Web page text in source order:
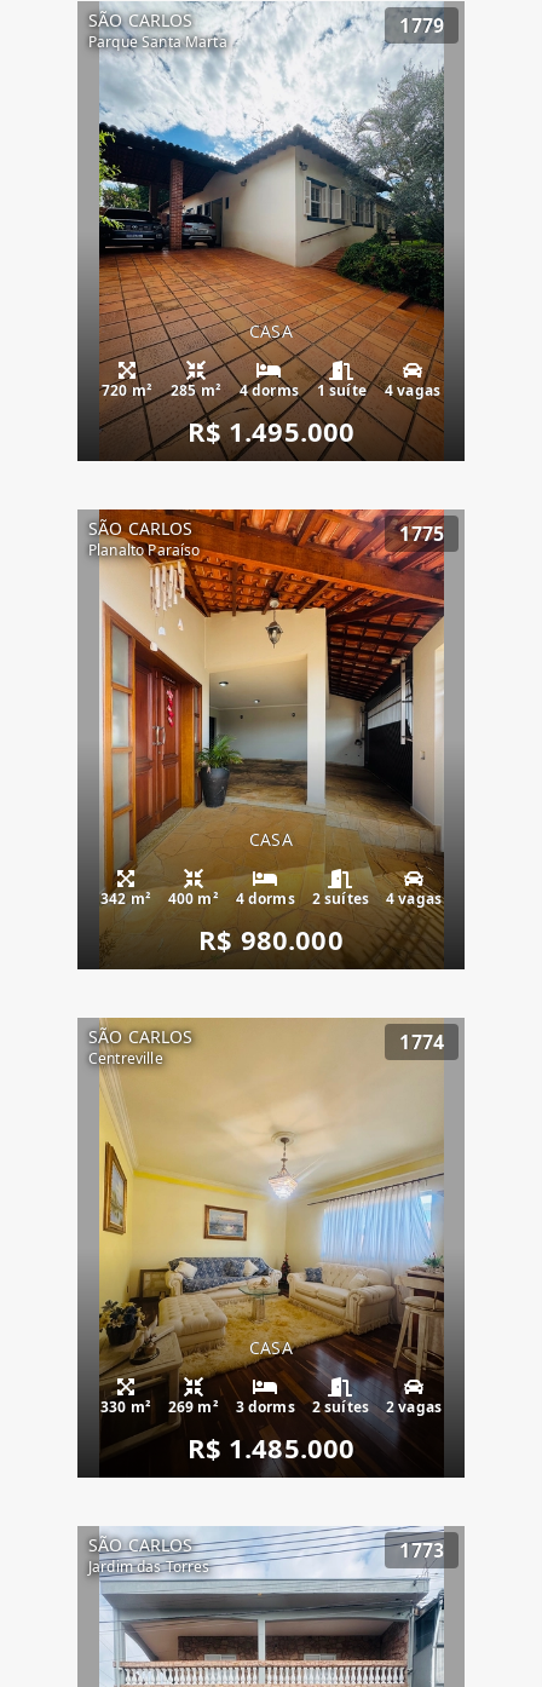
SÃO CARLOS
Parque Santa Marta
1779
CASA
720 m² 285 m² 4 dorms 1 suíte 4 vagas
R$ 1.495.000
SÃO CARLOS
Planalto Paraíso
1775
CASA
342 m² 400 m² 4 dorms 2 suítes 4 vagas
R$ 980.000
SÃO CARLOS
Centreville
1774
CASA
330 m² 269 m² 3 dorms 2 suítes 2 vagas
R$ 1.485.000
SÃO CARLOS
Jardim das Torres
1773